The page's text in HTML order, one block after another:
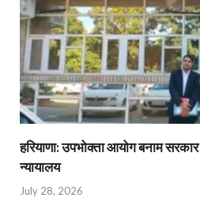
हरियाणा: उपभोक्ता आयोग बनाम सरकार
न्यायालय
July 28, 2026